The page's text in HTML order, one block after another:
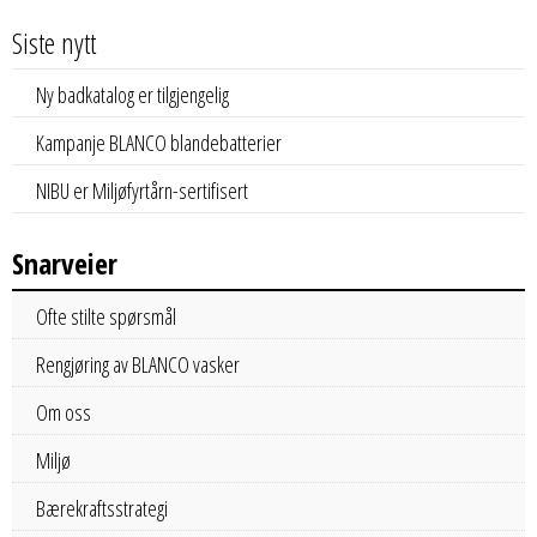
Siste nytt
Ny badkatalog er tilgjengelig
Kampanje BLANCO blandebatterier
NIBU er Miljøfyrtårn-sertifisert
Snarveier
Ofte stilte spørsmål
Rengjøring av BLANCO vasker
Om oss
Miljø
Bærekraftsstrategi